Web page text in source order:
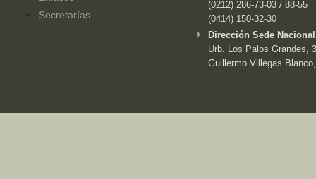
Secretarías
(0212) 286-73-03 / 88-55
(0414) 150-32-30
Dirección Sede
Urb. Los Palos Grandes,
Guillermo Villegas